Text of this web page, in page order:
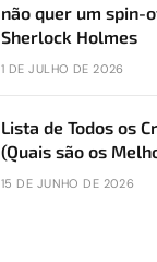
não quer um spin-
Sherlock Holmes
1 DE JULHO DE 2026
Lista de Todos os
(Quais são os
15 DE JUNHO DE 2026